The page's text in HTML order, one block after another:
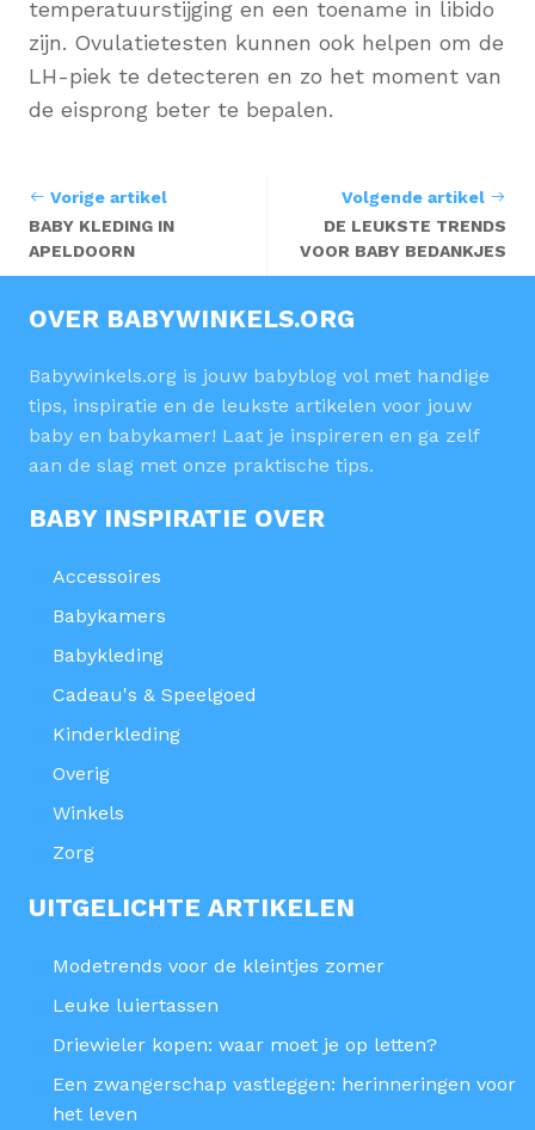
temperatuurstijging en een toename in libido
zijn. Ovulatietesten kunnen ook helpen om de
LH-piek te detecteren en zo het moment van
de eisprong beter te bepalen.
Vorige artikel
BABY KLEDING IN
APELDOORN
Volgende artikel
DE LEUKSTE TRENDS
VOOR BABY BEDANKJES
OVER BABYWINKELS.ORG
Babywinkels.org is jouw babyblog vol met handige
tips, inspiratie en de leukste artikelen voor jouw
baby en babykamer! Laat je inspireren en ga zelf
aan de slag met onze praktische tips.
BABY INSPIRATIE OVER
Accessoires
Babykamers
Babykleding
Cadeau's & Speelgoed
Kinderkleding
Overig
Winkels
Zorg
UITGELICHTE ARTIKELEN
Modetrends voor de kleintjes zomer
Leuke luiertassen
Driewieler kopen: waar moet je op letten?
Een zwangerschap vastleggen: herinneringen voor
het leven